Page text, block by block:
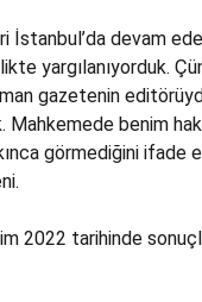
İstanbul’da devam
yargılanıyorduk.
gazetenin
Mahkemede benim
görmediğini ifade
2022 tarihinde